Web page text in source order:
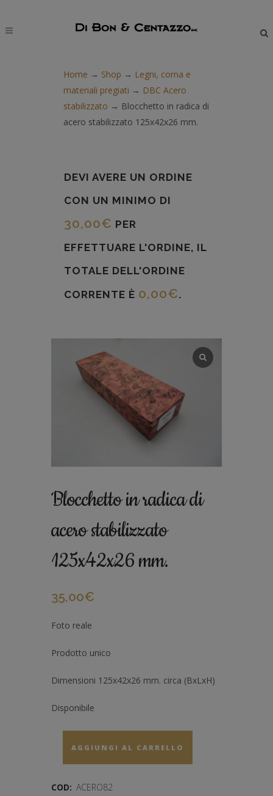
Home → Shop → Legni, corna e
materiali pregiati → DBC Acero
stabilizzato → Blocchetto in radica di
acero stabilizzato 125x42x26 mm.
DEVI AVERE UN ORDINE
CON UN MINIMO DI
30,00€ PER
EFFETTUARE L'ORDINE, IL
TOTALE DELL'ORDINE
CORRENTE È 0,00€.
Blocchetto in radica di
acero stabilizzato
125x42x26 mm.
35,00€
Foto reale
Prodotto unico
Dimensioni 125x42x26 mm. circa (BxLxH)
Disponibile
AGGIUNGI AL CARRELLO
COD: ACERO82